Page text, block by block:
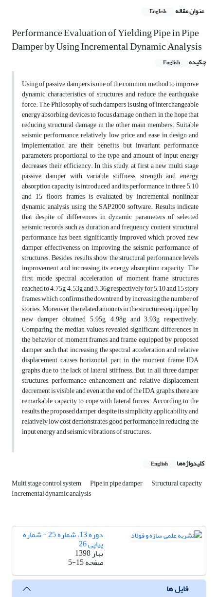
عنوان مقاله English
Performance Evaluation of Yielding Pipe in Pipe
Damper by Using Incremental Dynamic Analysis
چکیده English
Using of passive dampers is one of the common method to improve
dynamic characteristics of structures and reduce the earthquake
force. The Philosophy of such dampers is using of interchangeable
energy absorbing devices to focus damage on them in the hope that
reducing structural damage in the other main members. Suitable
seismic performance, relatively low price and ease in design and
implementation are their benefits, but invariant performance
parameters proportional to the type and amount of input energy
decreases their efficiency. In this study, at first a new multi stage
passive damper with variable stiffness, strength and energy
absorption capacity is introduced and its performance in three 5, 10
and 15 floors frames is evaluated by incremental nonlinear
dynamic analysis using the SAP2000 software. Results indicate
that despite of differences in dynamic parameters of selected
seismic records such as duration and frequency content, structural
performance has been significantly improved which proved new
damper effectiveness on improving the seismic performance of
structures. Besides, results show the structural performance levels
improvement and increasing its energy absorption capacity. The
first mode spectral acceleration of moment frame structures
reached to 4.75g, 4.53g and 3.36g respectively for 5, 10 and 15 story
frames which confirms the downtrend by increasing the number of
stories. Moreover, the related amounts in the structures equipped by
new damper, obtained 5.95g, 4.98g and 3.93g respectively.
Comparing the median values, revealed significant differences in
the behavior of moment frames and frame equipped by proposed
damper such that increasing the spectral acceleration and relative
displacement causes horizontal part in the moment frame IDA
graphs due to the lack of lateral stiffness. But, in all three damper
structures, performance enhancement and relative displacement
decrement is visible and even at the end of the IDA graphs, there are
remarkable capacity to cope with lateral forces. According to the
results, the proposed damper despite its simplicity, applicability and
relatively low cost, demonstrates good performance in reducing the
input energy and seismic vibrations of structures.
کلیدواژه‌ها English
Multi stage control system Pipe in pipe damper Structural capacity
Incremental dynamic analysis
دوره 13، شماره 25 - شماره
پیاپی 26
بهار 1398
صفحه5-15
فایل ها